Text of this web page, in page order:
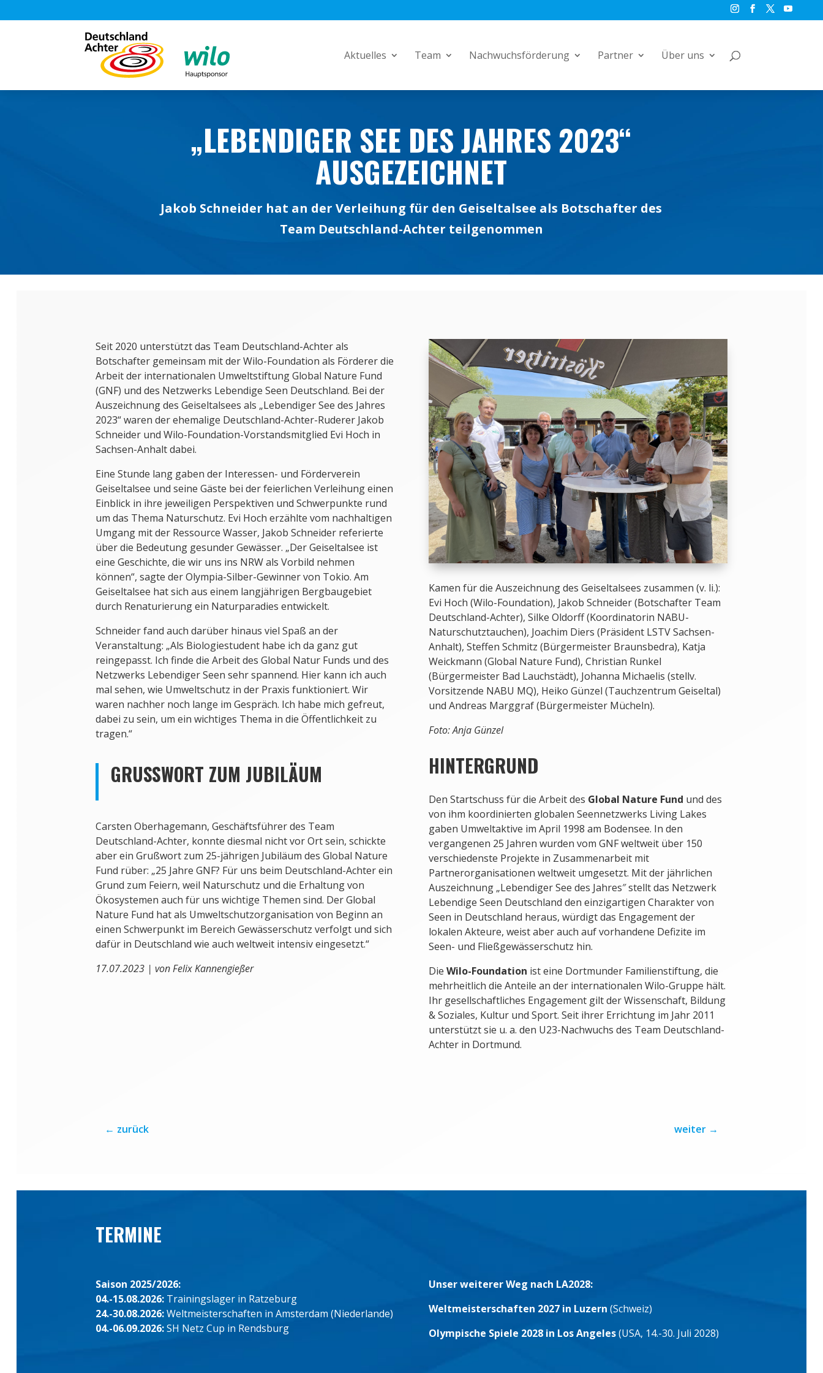
Aktuelles Team Nachwuchsförderung Partner Über uns
„LEBENDIGER SEE DES JAHRES 2023“
AUSGEZEICHNET
Jakob Schneider hat an der Verleihung für den Geiseltalsee als Botschafter des
Team Deutschland-Achter teilgenommen
Seit 2020 unterstützt das Team Deutschland-Achter als
Botschafter gemeinsam mit der Wilo-Foundation als Förderer die
Arbeit der internationalen Umweltstiftung Global Nature Fund
(GNF) und des Netzwerks Lebendige Seen Deutschland. Bei der
Auszeichnung des Geiseltalsees als „Lebendiger See des Jahres
2023“ waren der ehemalige Deutschland-Achter-Ruderer Jakob
Schneider und Wilo-Foundation-Vorstandsmitglied Evi Hoch in
Sachsen-Anhalt dabei.
Eine Stunde lang gaben der Interessen- und Förderverein
Geiseltalsee und seine Gäste bei der feierlichen Verleihung einen
Einblick in ihre jeweiligen Perspektiven und Schwerpunkte rund
um das Thema Naturschutz. Evi Hoch erzählte vom nachhaltigen
Umgang mit der Ressource Wasser, Jakob Schneider referierte
über die Bedeutung gesunder Gewässer. „Der Geiseltalsee ist
eine Geschichte, die wir uns ins NRW als Vorbild nehmen
können“, sagte der Olympia-Silber-Gewinner von Tokio. Am
Geiseltalsee hat sich aus einem langjährigen Bergbaugebiet
durch Renaturierung ein Naturparadies entwickelt.
Schneider fand auch darüber hinaus viel Spaß an der
Veranstaltung: „Als Biologiestudent habe ich da ganz gut
reingepasst. Ich finde die Arbeit des Global Natur Funds und des
Netzwerks Lebendiger Seen sehr spannend. Hier kann ich auch
mal sehen, wie Umweltschutz in der Praxis funktioniert. Wir
waren nachher noch lange im Gespräch. Ich habe mich gefreut,
dabei zu sein, um ein wichtiges Thema in die Öffentlichkeit zu
tragen.“
GRUSSWORT ZUM JUBILÄUM
Carsten Oberhagemann, Geschäftsführer des Team
Deutschland-Achter, konnte diesmal nicht vor Ort sein, schickte
aber ein Grußwort zum 25-jährigen Jubiläum des Global Nature
Fund rüber: „25 Jahre GNF? Für uns beim Deutschland-Achter ein
Grund zum Feiern, weil Naturschutz und die Erhaltung von
Ökosystemen auch für uns wichtige Themen sind. Der Global
Nature Fund hat als Umweltschutzorganisation von Beginn an
einen Schwerpunkt im Bereich Gewässerschutz verfolgt und sich
dafür in Deutschland wie auch weltweit intensiv eingesetzt.“
17.07.2023 | von Felix Kannengießer
Kamen für die Auszeichnung des Geiseltalsees zusammen (v. li.):
Evi Hoch (Wilo-Foundation), Jakob Schneider (Botschafter Team
Deutschland-Achter), Silke Oldorff (Koordinatorin NABU-
Naturschutztauchen), Joachim Diers (Präsident LSTV Sachsen-
Anhalt), Steffen Schmitz (Bürgermeister Braunsbedra), Katja
Weickmann (Global Nature Fund), Christian Runkel
(Bürgermeister Bad Lauchstädt), Johanna Michaelis (stellv.
Vorsitzende NABU MQ), Heiko Günzel (Tauchzentrum Geiseltal)
und Andreas Marggraf (Bürgermeister Mücheln).
Foto: Anja Günzel
HINTERGRUND
Den Startschuss für die Arbeit des Global Nature Fund und des
von ihm koordinierten globalen Seennetzwerks Living Lakes
gaben Umweltaktive im April 1998 am Bodensee. In den
vergangenen 25 Jahren wurden vom GNF weltweit über 150
verschiedenste Projekte in Zusammenarbeit mit
Partnerorganisationen weltweit umgesetzt. Mit der jährlichen
Auszeichnung „Lebendiger See des Jahres″ stellt das Netzwerk
Lebendige Seen Deutschland den einzigartigen Charakter von
Seen in Deutschland heraus, würdigt das Engagement der
lokalen Akteure, weist aber auch auf vorhandene Defizite im
Seen- und Fließgewässerschutz hin.
DieWilo-Foundation ist eine Dortmunder Familienstiftung, die
mehrheitlich die Anteile an der internationalen Wilo-Gruppe hält.
Ihr gesellschaftliches Engagement gilt der Wissenschaft, Bildung
& Soziales, Kultur und Sport. Seit ihrer Errichtung im Jahr 2011
unterstützt sie u. a. den U23-Nachwuchs des Team Deutschland-
Achter in Dortmund.
← zurück weiter →
TERMINE
Saison 2025/2026:
04.-15.08.2026: Trainingslager in Ratzeburg
24.-30.08.2026:Weltmeisterschaften in Amsterdam (Niederlande)
04.-06.09.2026:SH Netz Cup in Rendsburg
Unser weiterer Weg nach LA2028:
Weltmeisterschaften 2027 in Luzern (Schweiz)
Olympische Spiele 2028 in Los Angeles(USA, 14.-30. Juli 2028)